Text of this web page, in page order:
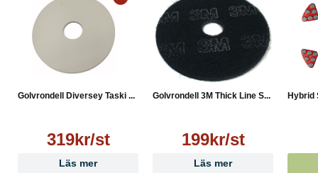
Golvrondell Diversey Taski ...
319kr/st
Läs mer
Golvrondell 3M Thick Line S...
199kr/st
Läs mer
Hybrid